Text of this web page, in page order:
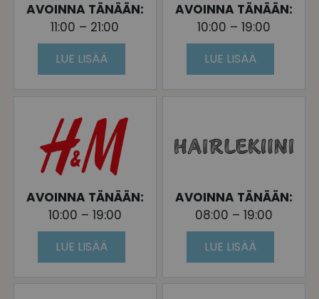
AVOINNA TÄNÄÄN:
11:00 – 21:00
LUE LISÄÄ
AVOINNA TÄNÄÄN:
10:00 – 19:00
LUE LISÄÄ
AVOINNA TÄNÄÄN:
10:00 – 19:00
LUE LISÄÄ
AVOINNA TÄNÄÄN:
08:00 – 19:00
LUE LISÄÄ